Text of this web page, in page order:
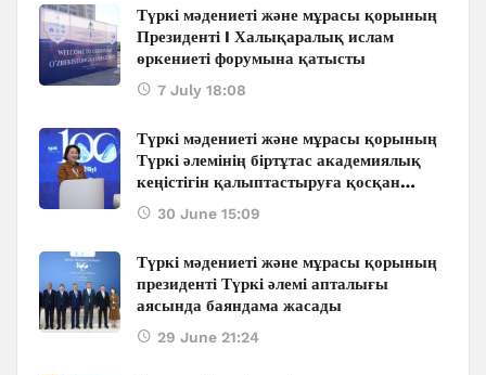
Түркі мәдениеті және мұрасы қорының
Президенті I Халықаралық ислам
өркениеті форумына қатысты
7 July 18:08
Түркі мәдениеті және мұрасы қорының
Түркі әлемінің біртұтас академиялық
кеңістігін қалыптастыруға қосқан
ауқымды қолдауы: Бакуде өтіп жатқан
30 June 15:09
Түркі мәдениеті және мұрасы қорының
президенті Түркі әлемі апталығы
аясында баяндама жасады
29 June 21:24